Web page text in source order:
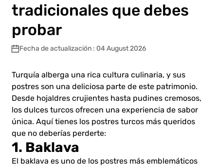
tradicionales que debes
probar
Fecha de actualización : 04 August 2026
Turquía alberga una rica cultura culinaria, y sus
postres son una deliciosa parte de este patrimonio.
Desde hojaldres crujientes hasta pudines cremosos,
los dulces turcos ofrecen una experiencia de sabor
única. Aquí tienes los postres turcos más queridos
que no deberías perderte:
1. Baklava
El baklava es uno de los postres más emblemáticos